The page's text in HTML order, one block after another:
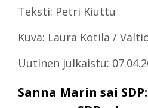
Teksti: Petri Kiuttu
Kuva: Laura Kotila /
Uutinen julkaistu:
Sanna Marin sai